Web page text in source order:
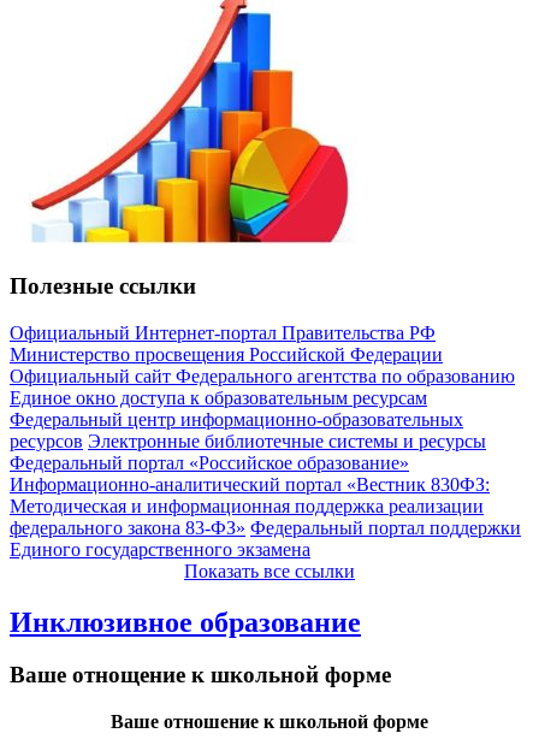
Полезные ссылки
Официальный Интернет-портал Правительства РФ
Министерство просвещения Российской Федерации
Официальный сайт Федерального агентства по образованию
Единое окно доступа к образовательным ресурсам
Федеральный центр информационно-образовательных
ресурсов Электронные библиотечные системы и ресурсы
Федеральный портал «Российское образование»
Информационно-аналитический портал «Вестник 830ФЗ:
Методическая и информационная поддержка реализации
федерального закона 83-ФЗ» Федеральный портал поддержки
Единого государственного экзамена
Показать все ссылки
Инклюзивное образование
Ваше отнощение к школьной форме
Ваше отношение к школьной форме